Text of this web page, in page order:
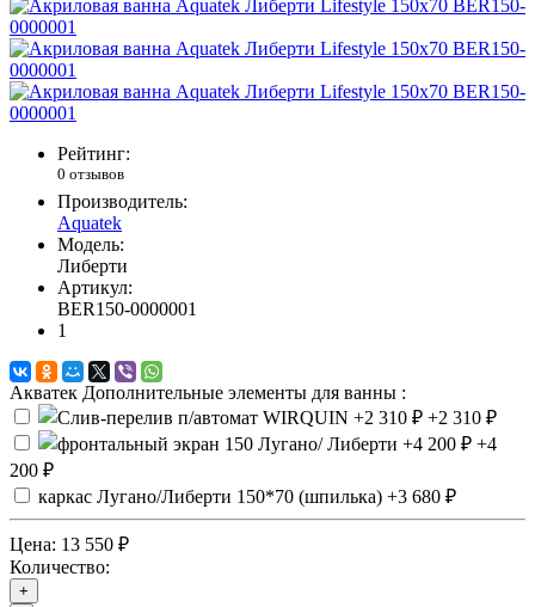
Рейтинг:
0 отзывов
Производитель:
Aquatek
Модель:
Либерти
Артикул:
BER150-0000001
1
Акватек Дополнительные элементы для ванны :
+2 310 ₽
+4
200 ₽
каркас Лугано/Либерти 150*70 (шпилька) +3 680 ₽
Цена: 13 550 ₽
Количество:
+